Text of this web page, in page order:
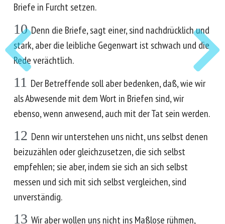
Briefe in Furcht setzen.
10 Denn die Briefe, sagt einer, sind nachdrücklich und
stark, aber die leibliche Gegenwart ist schwach und die
Rede verächtlich.
11 Der Betreffende soll aber bedenken, daß, wie wir
als Abwesende mit dem Wort in Briefen sind, wir
ebenso, wenn anwesend, auch mit der Tat sein werden.
12 Denn wir unterstehen uns nicht, uns selbst denen
beizuzählen oder gleichzusetzen, die sich selbst
empfehlen; sie aber, indem sie sich an sich selbst
messen und sich mit sich selbst vergleichen, sind
unverständig.
13 Wir aber wollen uns nicht ins Maßlose rühmen,